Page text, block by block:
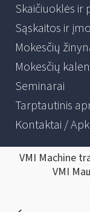
Skaičiuoklės ir
Sąskaitos ir
Mokesčių
Mokesčių
Seminarai
Tarptautinis
Kontaktai /
VMI Machine
VMI